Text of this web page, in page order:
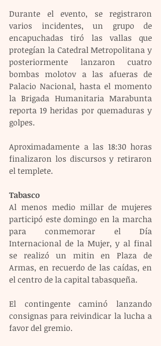
Durante el evento, se registraron
varios incidentes, un grupo de
encapuchadas tiró las vallas que
protegían la Catedral Metropolitana y
posteriormente lanzaron cuatro
bombas molotov a las afueras de
Palacio Nacional, hasta el momento
la Brigada Humanitaria Marabunta
reporta 19 heridas por quemaduras y
golpes.
Aproximadamente a las 18:30 horas
finalizaron los discursos y retiraron
el templete.
Tabasco
Al menos medio millar de mujeres
participó este domingo en la marcha
para conmemorar el Día
Internacional de la Mujer, y al final
se realizó un mitin en Plaza de
Armas, en recuerdo de las caídas, en
el centro de la capital tabasqueña.
El contingente caminó lanzando
consignas para reivindicar la lucha a
favor del gremio.